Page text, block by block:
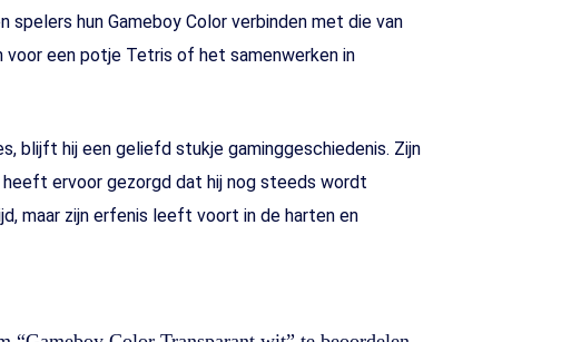
hun Gameboy Color verbinden met die van
voor een potje Tetris of het samenwerken in
blijft hij een geliefd stukje gaminggeschiedenis. Zijn
ervoor gezorgd dat hij nog steeds wordt
maar zijn erfenis leeft voort in de harten en